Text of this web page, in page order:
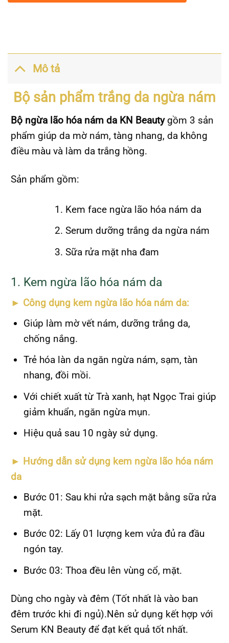
Mô tả
Bộ sản phẩm trắng da ngừa nám
Bộ ngừa lão hóa nám da KN Beautygồm 3 sản
phẩm giúp da mờ nám, tàng nhang, da không
điều màu và làm da trắng hồng.
Sản phẩm gồm:
Kem face ngừa lão hóa nám da
Serum dưỡng trắng da ngừa nám
Sữa rửa mặt nha đam
1. Kem ngừa lão hóa nám da
► Công dụng kem ngừa lão hóa nám da:
Giúp làm mờ vết nám, dưỡng trắng da,
chống nắng.
Trẻ hóa làn da ngăn ngừa nám, sạm, tàn
nhang, đồi mồi.
Với chiết xuất từ Trà xanh, hạt Ngọc Trai giúp
giảm khuẩn, ngăn ngừa mụn.
Hiệu quả sau 10 ngày sử dụng.
► Hướng dẫn sử dụng kem ngừa lão hóa nám
da
Bước 01: Sau khi rửa sạch mặt bằng sữa rửa
mặt.
Bước 02: Lấy 01 lượng kem vửa đủ ra đầu
ngón tay.
Bước 03: Thoa đều lên vùng cổ, mặt.
Dùng cho ngày và đêm (Tốt nhất là vào ban
đêm trước khi đi ngủ).Nên sử dụng kết hợp với
Serum KN Beauty để đạt kết quả tốt nhất.